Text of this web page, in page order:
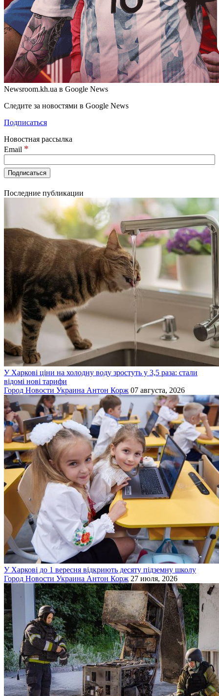
Newsroom.kh.ua в Google News
Следите за новостями в Google News
Подписаться
Новостная рассылка
Email *
Последние публикации
У Харкові ціни на холодну воду зростуть у 3,5 раза: стали
відомі нові тарифи
Город Новости Украина Антон Корж 07 августа, 2026
У Харкові до 1 вересня відкриють десяту підземну школу
Город Новости Украина Антон Корж 27 июля, 2026